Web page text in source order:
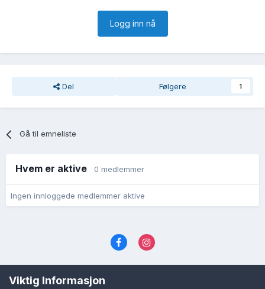
Logg inn nå
Del Følgere 1
Gå til emneliste
Hvem er aktive 0 medlemmer
Ingen innloggede medlemmer aktive
Cookies (informasjonskapsler)
Viktig Informasjon